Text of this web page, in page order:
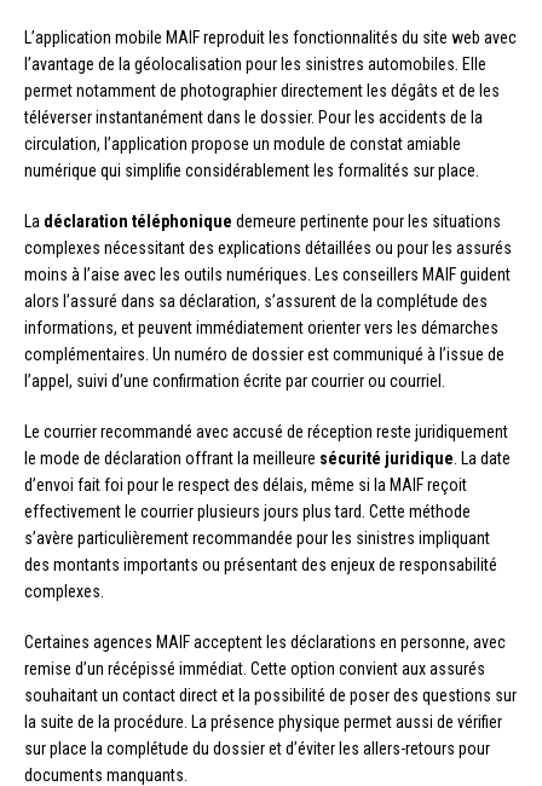
L’application mobile MAIF reproduit les fonctionnalités du site web avec
l’avantage de la géolocalisation pour les sinistres automobiles. Elle
permet notamment de photographier directement les dégâts et de les
téléverser instantanément dans le dossier. Pour les accidents de la
circulation, l’application propose un module de constat amiable
numérique qui simplifie considérablement les formalités sur place.
La déclaration téléphonique demeure pertinente pour les situations
complexes nécessitant des explications détaillées ou pour les assurés
moins à l’aise avec les outils numériques. Les conseillers MAIF guident
alors l’assuré dans sa déclaration, s’assurent de la complétude des
informations, et peuvent immédiatement orienter vers les démarches
complémentaires. Un numéro de dossier est communiqué à l’issue de
l’appel, suivi d’une confirmation écrite par courrier ou courriel.
Le courrier recommandé avec accusé de réception reste juridiquement
le mode de déclaration offrant la meilleure sécurité juridique . La date
d’envoi fait foi pour le respect des délais, même si la MAIF reçoit
effectivement le courrier plusieurs jours plus tard. Cette méthode
s’avère particulièrement recommandée pour les sinistres impliquant
des montants importants ou présentant des enjeux de responsabilité
complexes.
Certaines agences MAIF acceptent les déclarations en personne, avec
remise d’un récépissé immédiat. Cette option convient aux assurés
souhaitant un contact direct et la possibilité de poser des questions sur
la suite de la procédure. La présence physique permet aussi de vérifier
sur place la complétude du dossier et d’éviter les allers-retours pour
documents manquants.